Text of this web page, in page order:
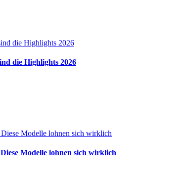
die Highlights 2026
Modelle lohnen sich wirklich